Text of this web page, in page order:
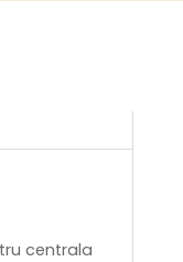
centrala